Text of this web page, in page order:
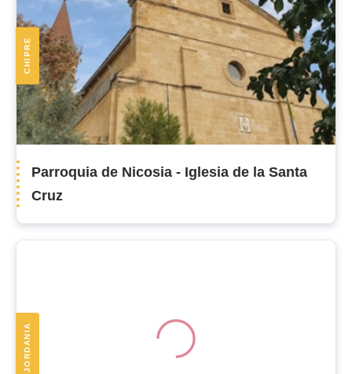
CHIPRE
Parroquia de Nicosia - Iglesia de la Santa
Cruz
JORDANIA